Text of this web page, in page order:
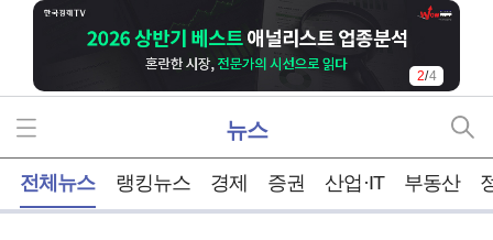
2/4
뉴스
전체뉴스 랭킹뉴스 경제 증권 산업·IT 부동산